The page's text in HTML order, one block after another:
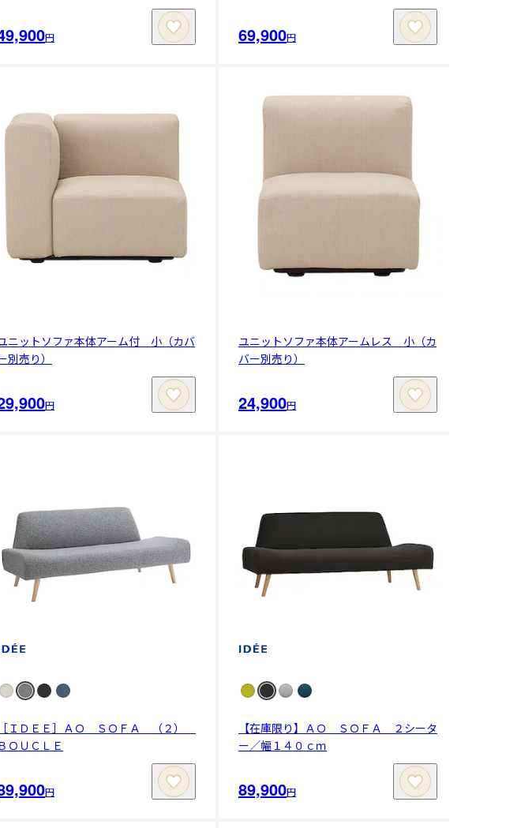
円 69,900円
ニットソファ本体アーム付 小（カバ
別売り）
円
ユニットソファ本体アームレス 小（カ
バー別売り）
24,900円
［ＩＤＥＥ］ＡＯ ＳＯＦＡ （２）
ＢＯＵＣＬＥ
円
【在庫限り】ＡＯ ＳＯＦＡ ２シータ
ー／幅１４０ｃｍ
89,900円